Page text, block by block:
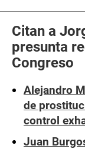
Citan a
presunta
Congreso
Alejandro
de
control
Juan